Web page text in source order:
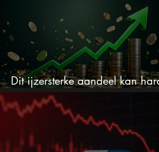
Dit ijzersterke aandeel kan hard
stijgen maar bijna niemand kijkt